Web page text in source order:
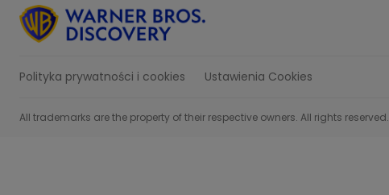
Polityka prywatności i cookies Ustawienia Cookies
All trademarks are the property of their respective owners. All rights reserved.